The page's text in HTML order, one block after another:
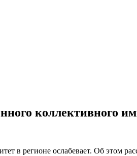
коллективного
регионе ослабевает. Об этом